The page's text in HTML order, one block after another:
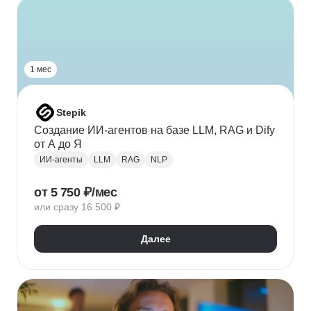
1 мес
Stepik
Создание ИИ-агентов на базе LLM, RAG и Dify
от А до Я
ИИ-агенты LLM RAG NLP
от 5 750 ₽/мес
или сразу 16 500 ₽
Далее